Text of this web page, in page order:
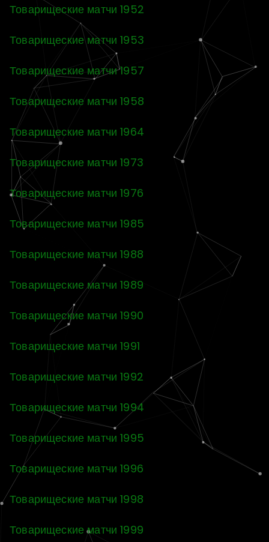
Товарищеские матчи 1952
Товарищеские матчи 1953
Товарищеские матчи 1957
Товарищеские матчи 1958
Товарищеские матчи 1964
Товарищеские матчи 1973
Товарищеские матчи 1976
Товарищеские матчи 1985
Товарищеские матчи 1988
Товарищеские матчи 1989
Товарищеские матчи 1990
Товарищеские матчи 1991
Товарищеские матчи 1992
Товарищеские матчи 1994
Товарищеские матчи 1995
Товарищеские матчи 1996
Товарищеские матчи 1998
Товарищеские матчи 1999